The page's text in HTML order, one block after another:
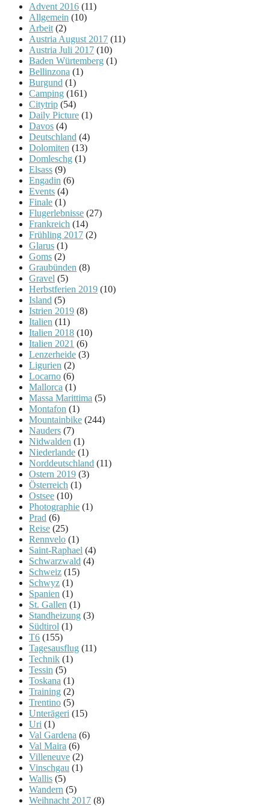
Advent 2016 (11)
Allgemein (10)
Arbeit (2)
Austria August 2017 (11)
Austria Juli 2017 (10)
Baden Würtemberg (1)
Bellinzona (1)
Burgund (1)
Camping (161)
Citytrip (54)
Daily Picture (1)
Davos (4)
Deutschland (4)
Dolomiten (13)
Domleschg (1)
Elsass (9)
Engadin (6)
Events (4)
Finale (1)
Flugerlebnisse (27)
Frankreich (14)
Frühling 2017 (2)
Glarus (1)
Goms (2)
Graubünden (8)
Gravel (5)
Herbstferien 2019 (10)
Island (5)
Istrien 2019 (8)
Italien (11)
Italien 2018 (10)
Italien 2021 (6)
Lenzerheide (3)
Ligurien (2)
Locarno (6)
Mallorca (1)
Massa Marittima (5)
Montafon (1)
Mountainbike (244)
Nauders (7)
Nidwalden (1)
Niederlande (1)
Norddeutschland (11)
Ostern 2019 (3)
Österreich (1)
Ostsee (10)
Photographie (1)
Prad (6)
Reise (25)
Rennvelo (1)
Saint-Raphael (4)
Schwarzwald (4)
Schweiz (15)
Schwyz (1)
Spanien (1)
St. Gallen (1)
Standheizung (3)
Südtirol (1)
T6 (155)
Tagesausflug (11)
Technik (1)
Tessin (5)
Toskana (1)
Training (2)
Trentino (5)
Unterägeri (15)
Uri (1)
Val Gardena (6)
Val Maira (6)
Villeneuve (2)
Vinschgau (1)
Wallis (5)
Wandern (5)
Weihnacht 2017 (8)